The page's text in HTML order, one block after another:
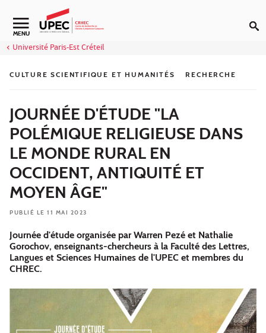
Aller au contenu
Navigation secondaire
MENU
Université Paris-Est Créteil
CULTURE SCIENTIFIQUE ET HUMANITÉS RECHERCHE
JOURNÉE D'ÉTUDE "LA
POLÉMIQUE RELIGIEUSE DANS
LE MONDE RURAL EN
OCCIDENT, ANTIQUITÉ ET
MOYEN ÂGE"
PUBLIÉ LE 11 MAI 2023
Journée d'étude organisée par Warren Pezé et Nathalie
Gorochov, enseignants-chercheurs à la Faculté des Lettres,
Langues et Sciences Humaines de l'UPEC et membres du
CHREC.